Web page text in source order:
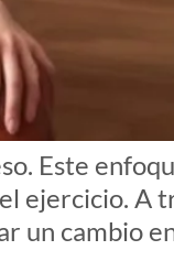
Este
ejercicio. A
un cambio